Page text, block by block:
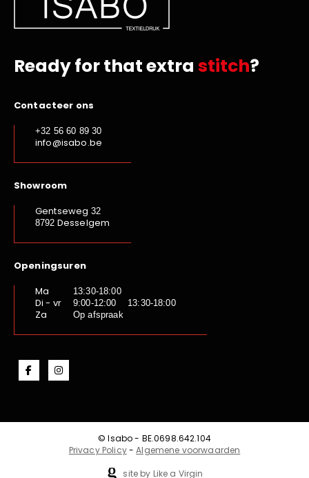
Ready for that extra stitch?
Contacteer ons
+32 56 60 89 30
info@isabo.be
Showroom
Gentseweg 32
8792 Desselgem
Openingsuren
Ma
13:30-18:00
Di - vr 9:00-12:00 13:30-18:00
Za Op afspraak
© Isabo - BE.0698.642.104
Privacy Policy-Algemene voorwaarden
site by Like a Virgin